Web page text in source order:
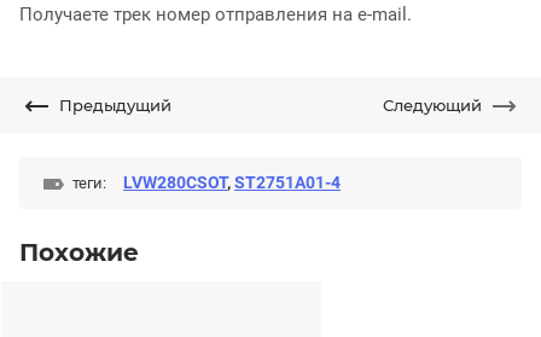
Получаете трек номер отправления на e-mail.
Предыдущий Следующий
теги: LVW280CSOT,ST2751A01-4
Похожие